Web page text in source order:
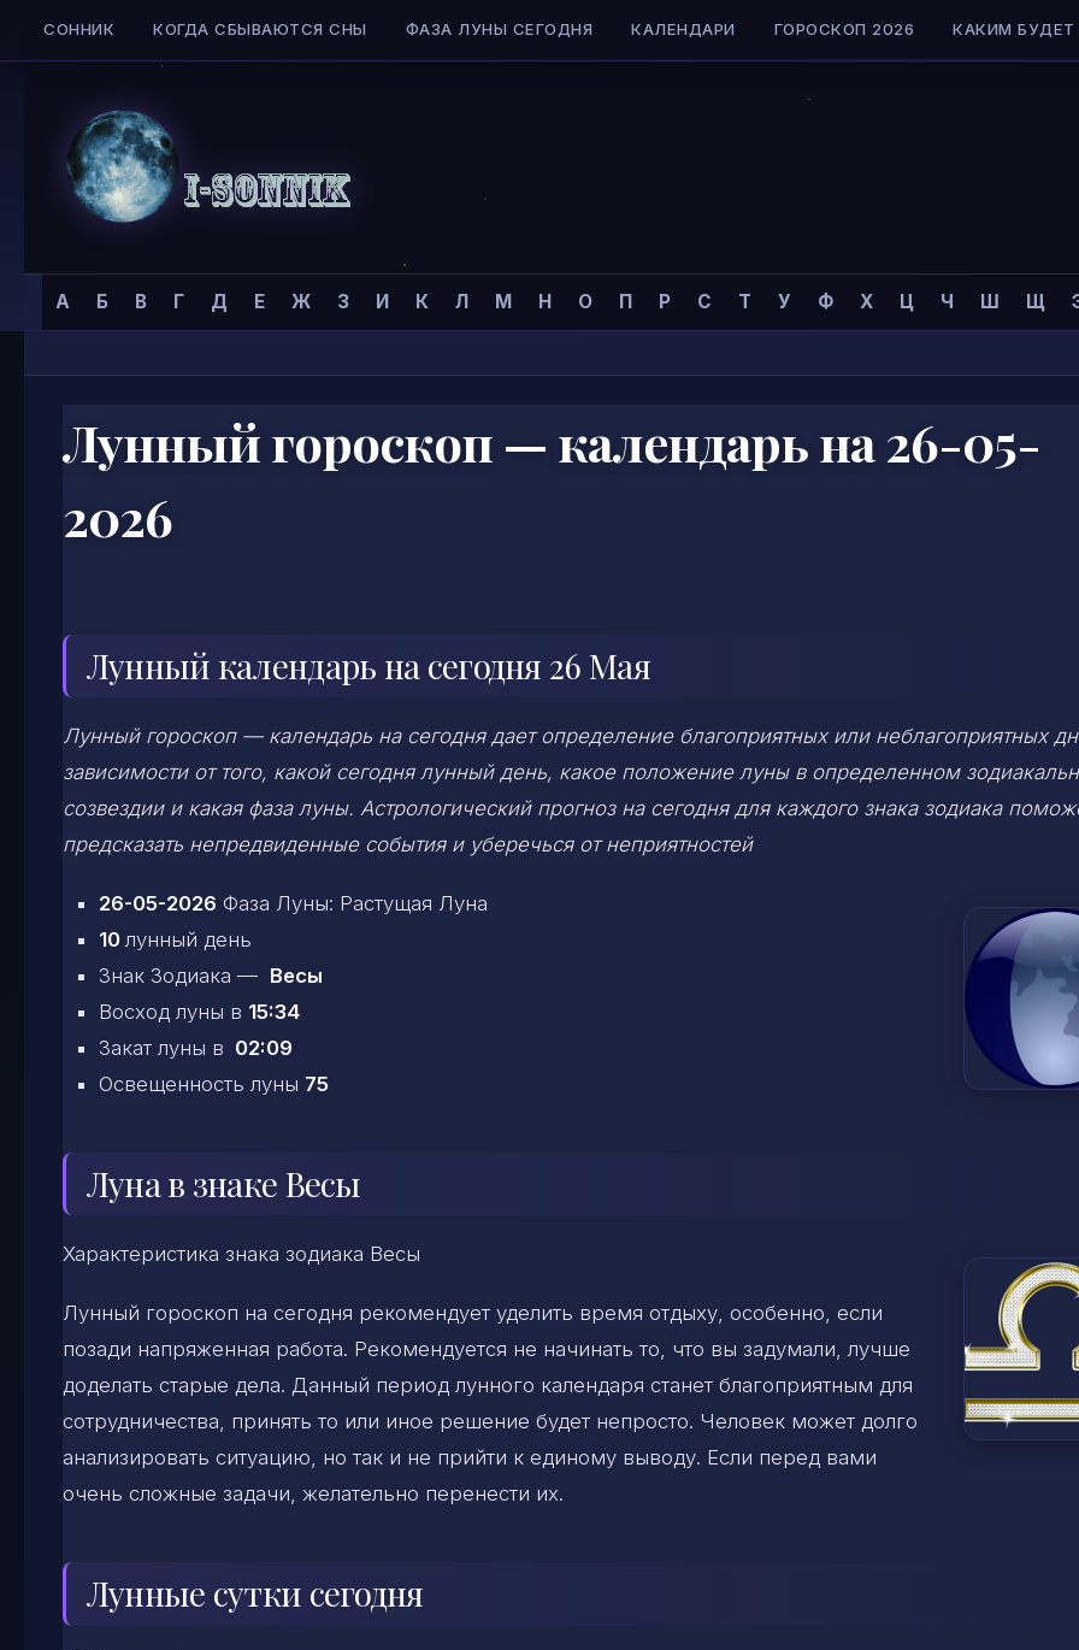
Skip to content
СОННИК КОГДА СБЫВАЮТСЯ СНЫ ФАЗА ЛУНЫ СЕГОДНЯ КАЛЕНДАРИ ГОРОСКОП 2026 КАКИМ БУДЕТ
Сонник
I-
А Б В Г Д Е Ж З И К Л М Н О П Р С Т У Ф Х Ц Ч Ш Щ
Главная страница
Лунный гороскоп — календарь на 26-05-
2026
Лунный календарь на сегодня 26 Мая
Лунный гороскоп — календарь на сегодня дает определение благоприятных или неблагоприятных
зависимости от того, какой сегодня лунный день, какое положение луны в определенном
созвездии и какая фаза луны. Астрологический прогноз на сегодня для каждого знака зодиака
предсказать непредвиденные события и уберечься от неприятностей
26-05-2026 Фаза Луны: Растущая Луна
10лунный день
Знак Зодиака — Весы
Восход луны в 15:34
Закат луны в 02:09
Освещенность луны 75
Луна в знаке Весы
Характеристика знака зодиака Весы
Лунный гороскоп на сегодня рекомендует уделить время отдыху, особенно, если
позади напряженная работа. Рекомендуется не начинать то, что вы задумали, лучше
доделать старые дела. Данный период лунного календаря станет благоприятным для
сотрудничества, принять то или иное решение будет непросто. Человек может долго
анализировать ситуацию, но так и не прийти к единому выводу. Если перед вами
очень сложные задачи, желательно перенести их.
Лунные сутки сегодня